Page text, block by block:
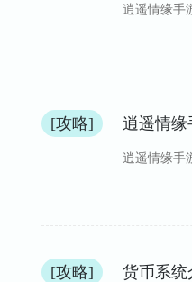
逍遥情缘手
[攻略] 逍遥情缘
逍遥情缘手
[攻略] 货币系统